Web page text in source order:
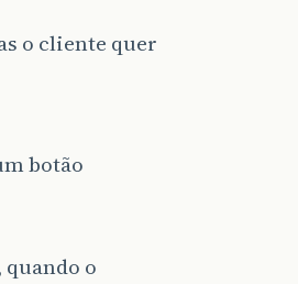
o cliente quer
botão
o